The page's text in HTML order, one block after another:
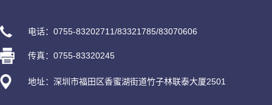
电话：0755-83202711/83321785/83070606
传真：0755-83320245
地址：深圳市福田区香蜜湖街道竹子林联泰大厦2501